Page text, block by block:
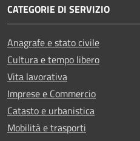
CATEGORIE DI SERVIZIO
Anagrafe e stato civile
Cultura e tempo libero
Vita lavorativa
Imprese e Commercio
Catasto e urbanistica
Mobilità e trasporti